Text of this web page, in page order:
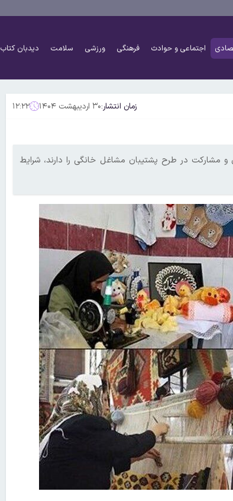
اجتماعی و حوادث فرهنگی ورزشی سلامت دیدبان کتاب
زمان انتشار:۳۰ اردیبهشت ۱۴۰۴ ۱۲:۲۲
و مشارکت در طرح پشتیبان مشاغل خانگی را دارند، شرایط